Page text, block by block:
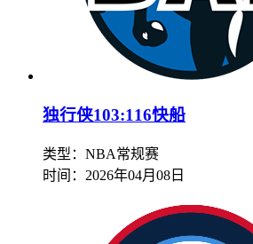
独行侠103:116快船
类型：NBA常规赛
时间： 2026年04月08日